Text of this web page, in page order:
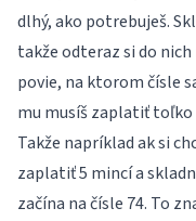
dlhý, ako potrebuješ.
takže odteraz si do
povie, na ktorom čísle
mu musíš zaplatiť
Takže napríklad ak si
zaplatiť 5 mincí a
začína na čísle 74. To